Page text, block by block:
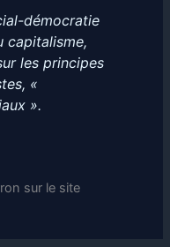
démocratie
capitalisme,
les principes
«
».
sur le site